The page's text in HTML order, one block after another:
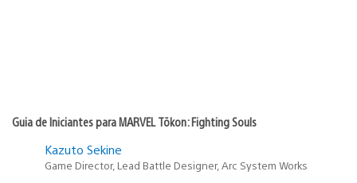
Guia de Iniciantes para MARVEL Tōkon: Fighting Souls
Kazuto Sekine
Game Director, Lead Battle Designer, Arc System Works